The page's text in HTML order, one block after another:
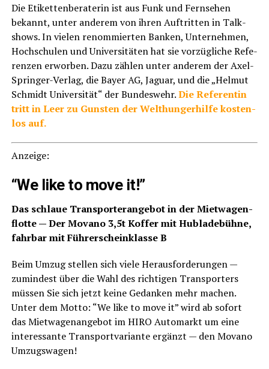
Die Eti­ket­ten­be­ra­te­rin ist aus Funk und Fern­se­hen
bekannt, unter ande­rem von ihren Auf­trit­ten in Talk­
shows. In vie­len renom­mier­ten Ban­ken, Unter­neh­men,
Hoch­schu­len und Uni­ver­si­tä­ten hat sie vor­züg­li­che Refe­
ren­zen erwor­ben. Dazu zäh­len unter ande­rem der Axel-
Sprin­ger-Ver­lag, die Bay­er AG, Jagu­ar, und die „Hel­mut
Schmidt Uni­ver­si­tät“ der Bun­des­wehr.Die Refe­ren­tin
tritt in Leer zu Guns­ten der Welt­hun­ger­hil­fe kos­ten­
los auf.
Anzei­ge:
“We like to move it!”
Das schlaue Trans­por­ter­an­ge­bot in der Miet­wa­gen­
flot­te — Der Mova­no 3,5t Kof­fer mit Hub­la­de­büh­ne,
fahr­bar mit Füh­rer­schein­klas­se B
Beim Umzug stel­len sich vie­le Her­aus­for­de­run­gen —
zumin­dest über die Wahl des rich­ti­gen Trans­por­ters
müs­sen Sie sich jetzt kei­ne Gedan­ken mehr machen.
Unter dem Mot­to: “We like to move it” wird ab sofort
das Miet­wa­gen­an­ge­bot im HIRO Auto­markt um eine
inter­es­san­te Trans­port­va­ri­an­te ergänzt — den Mova­no
Umzugswagen!